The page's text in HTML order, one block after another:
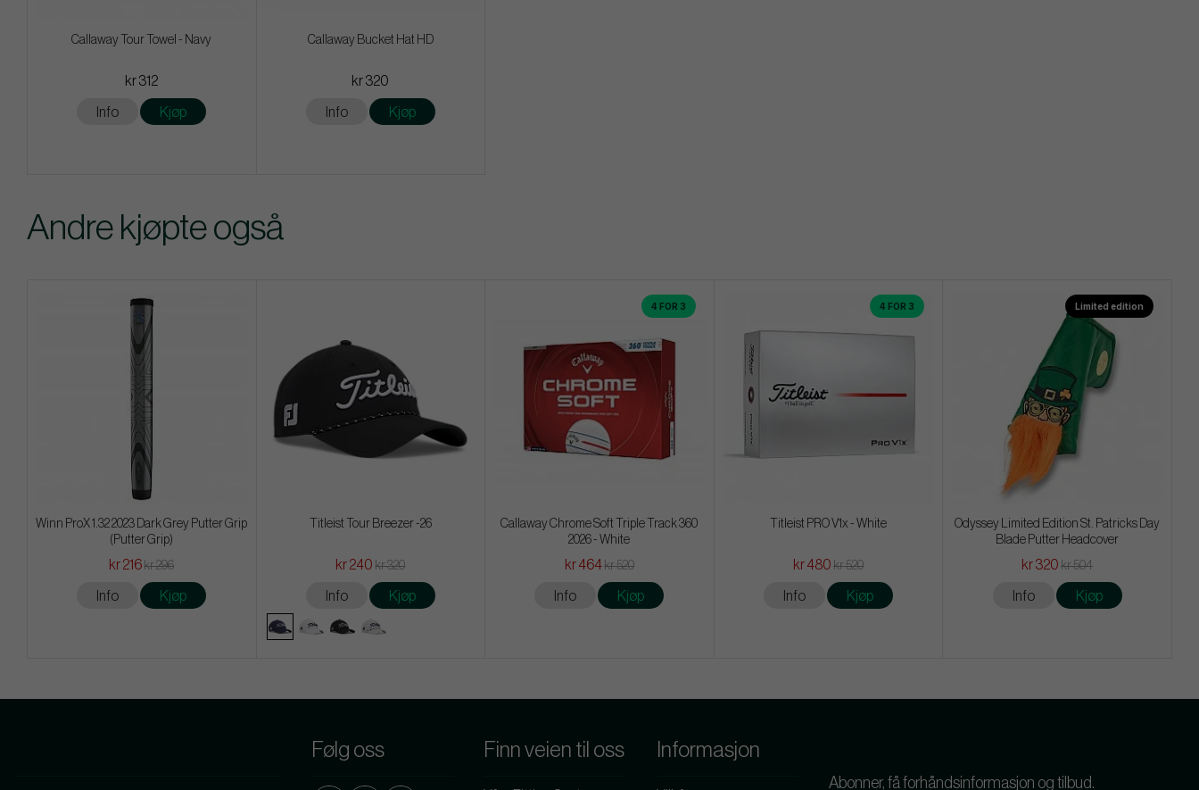
Callaway Tour Towel - Navy
kr 312
Info Kjøp
Callaway Bucket Hat HD
kr 320
Info Kjøp
Andre kjøpte også
Winn ProX 1.32 2023 Dark Grey Putter Grip
(Putter Grip)
kr 216kr 296
Info Kjøp
Titleist Tour Breezer -26
kr 240 kr 320
Info Kjøp
4 FOR 3
Callaway Chrome Soft Triple Track 360
2026 - White
kr 464kr 520
Info Kjøp
4 FOR 3
Titleist PRO V1x - White
kr 480 kr 520
Info Kjøp
Limited edition
Odyssey Limited Edition St. Patricks Day
Blade Putter Headcover
kr 320 kr 504
Info Kjøp
Følg oss Finn veien til oss Informasjon
Abonner, få forhåndsinformasjon og tilbud.